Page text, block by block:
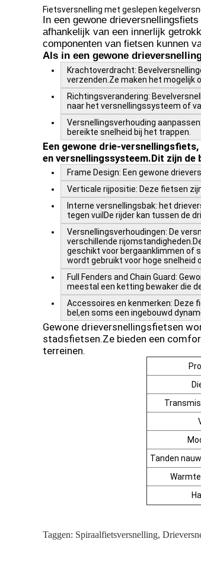
Fietsversnelling met geslepen
In een gewone
afhankelijk van een innerlijk
componenten van fietsen kunnen
Als in een gewone
Krachtoverdracht:
verzenden.Ze maken het mogelijk
Richtingsverandering:
naar het versnellingssysteem of
Versnellingsverhouding
bereikte snelheid bij het trappen.
Een gewone drie-
en versnellingssysteem.Dit zijn
Frame Design: Een gewone
Verticale rijpositie: Deze fietsen
Interne versnellingsbak: het
tegen vuilDe rijder kan tussen de
Versnellingsverhoudingen: De
verschillende
geschikt voor bergaanklimmen of
wordt gebruikt voor hoge snelheid
Full Fenders and Chain Guard:
meestal een ketting bewaker die
Accessoires en kenmerken: Deze
bel,en soms een ingebouwd
Gewone drieversnellingsfietsen
stadsfietsen.Ze bieden een
terreinen.
Tanden
Taggen: Spiraalfietsversnelling,